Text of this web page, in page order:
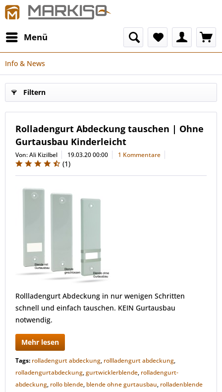
Menü
Info & News
Filtern
Rolladengurt Abdeckung tauschen | Ohne
Gurtausbau Kinderleicht
Von: Ali Kizilbel 19.03.20 00:00 1 Kommentare
(1)
Rollladengurt Abdeckung in nur wenigen Schritten
schnell und einfach tauschen. KEIN Gurtausbau
notwendig.
Mehr lesen
Tags: rolladengurt abdeckung, rollladengurt abdeckung,
rolladengurtabdeckung,gurtwicklerblende, rolladengurt-
abdeckung, rollo blende, blende ohne gurtausbau, rolladenblende